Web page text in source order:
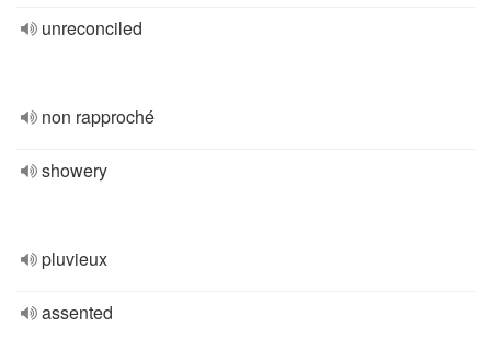
unreconciled
non rapproché
showery
pluvieux
assented